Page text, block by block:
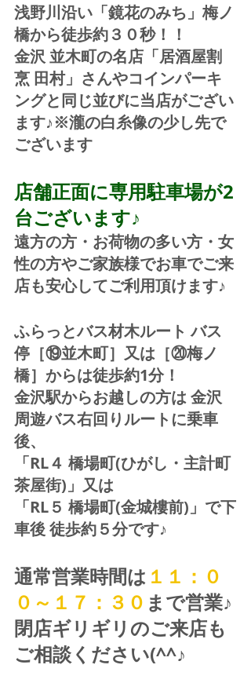
浅野川沿い「鏡花のみち」梅ノ
橋から徒歩約３０秒！！
金沢 並木町の名店「居酒屋割
烹 田村」さんやコインパーキ
ングと同じ並びに当店がござい
ます♪※瀧の白糸像の少し先で
ございます
店舗正面に専用駐車場が2
台ございます♪
遠方の方・お荷物の多い方・女
性の方やご家族様でお車でご来
店も安心してご利用頂けます♪
ふらっとバス材木ルート バス
停［⑲並木町］又は［⑳梅ノ
橋］からは徒歩約1分！
金沢駅からお越しの方は 金沢
周遊バス右回りルートに乗車
後、
「RL４ 橋場町(ひがし・主計町
茶屋街)」又は
「RL５ 橋場町(金城樓前)」で下
車後 徒歩約５分です♪
通常営業時間は １１：０
０～１７：３０ まで営業♪
閉店ギリギリのご来店も
ご相談ください(^^♪